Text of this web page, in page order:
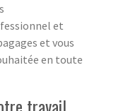
et
et vous
en toute